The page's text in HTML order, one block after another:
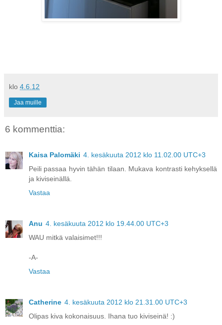
klo 4.6.12
Jaa muille
6 kommenttia:
Kaisa Palomäki 4. kesäkuuta 2012 klo 11.02.00 UTC+3
Peili passaa hyvin tähän tilaan. Mukava kontrasti kehyksellä
ja kiviseinällä.
Vastaa
Anu 4. kesäkuuta 2012 klo 19.44.00 UTC+3
WAU mitkä valaisimet!!!
-A-
Vastaa
Catherine 4. kesäkuuta 2012 klo 21.31.00 UTC+3
Olipas kiva kokonaisuus. Ihana tuo kiviseinä! :)